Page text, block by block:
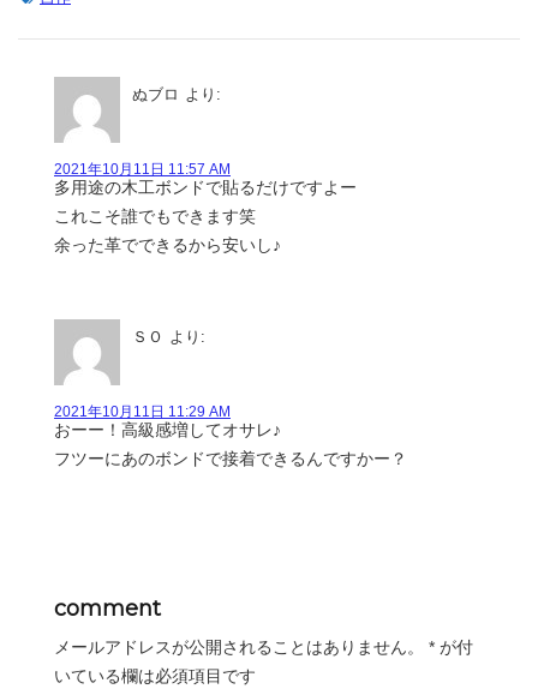
ぬブロ より:
2021年10月11日 11:57 AM
多用途の木工ボンドで貼るだけですよー
これこそ誰でもできます笑
余った革でできるから安いし♪
ＳＯ より:
2021年10月11日 11:29 AM
おーー！高級感増してオサレ♪
フツーにあのボンドで接着できるんですかー？
comment
メールアドレスが公開されることはありません。 * が付
いている欄は必須項目です